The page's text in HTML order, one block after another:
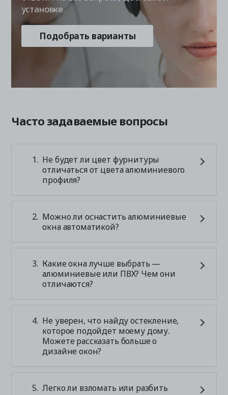
установке.
Подобрать варианты
Часто задаваемые вопросы
Не будет ли цвет фурнитуры
отличаться от цвета алюминиевого
профиля?
Можно ли оснастить алюминиевые
окна автоматикой?
Какие окна лучше выбрать —
алюминиевые или ПВХ? Чем они
отличаются?
Не уверен, что найду остекление,
которое подойдет моему дому.
Можете рассказать больше о
дизайне окон?
Легко ли взломать или разбить